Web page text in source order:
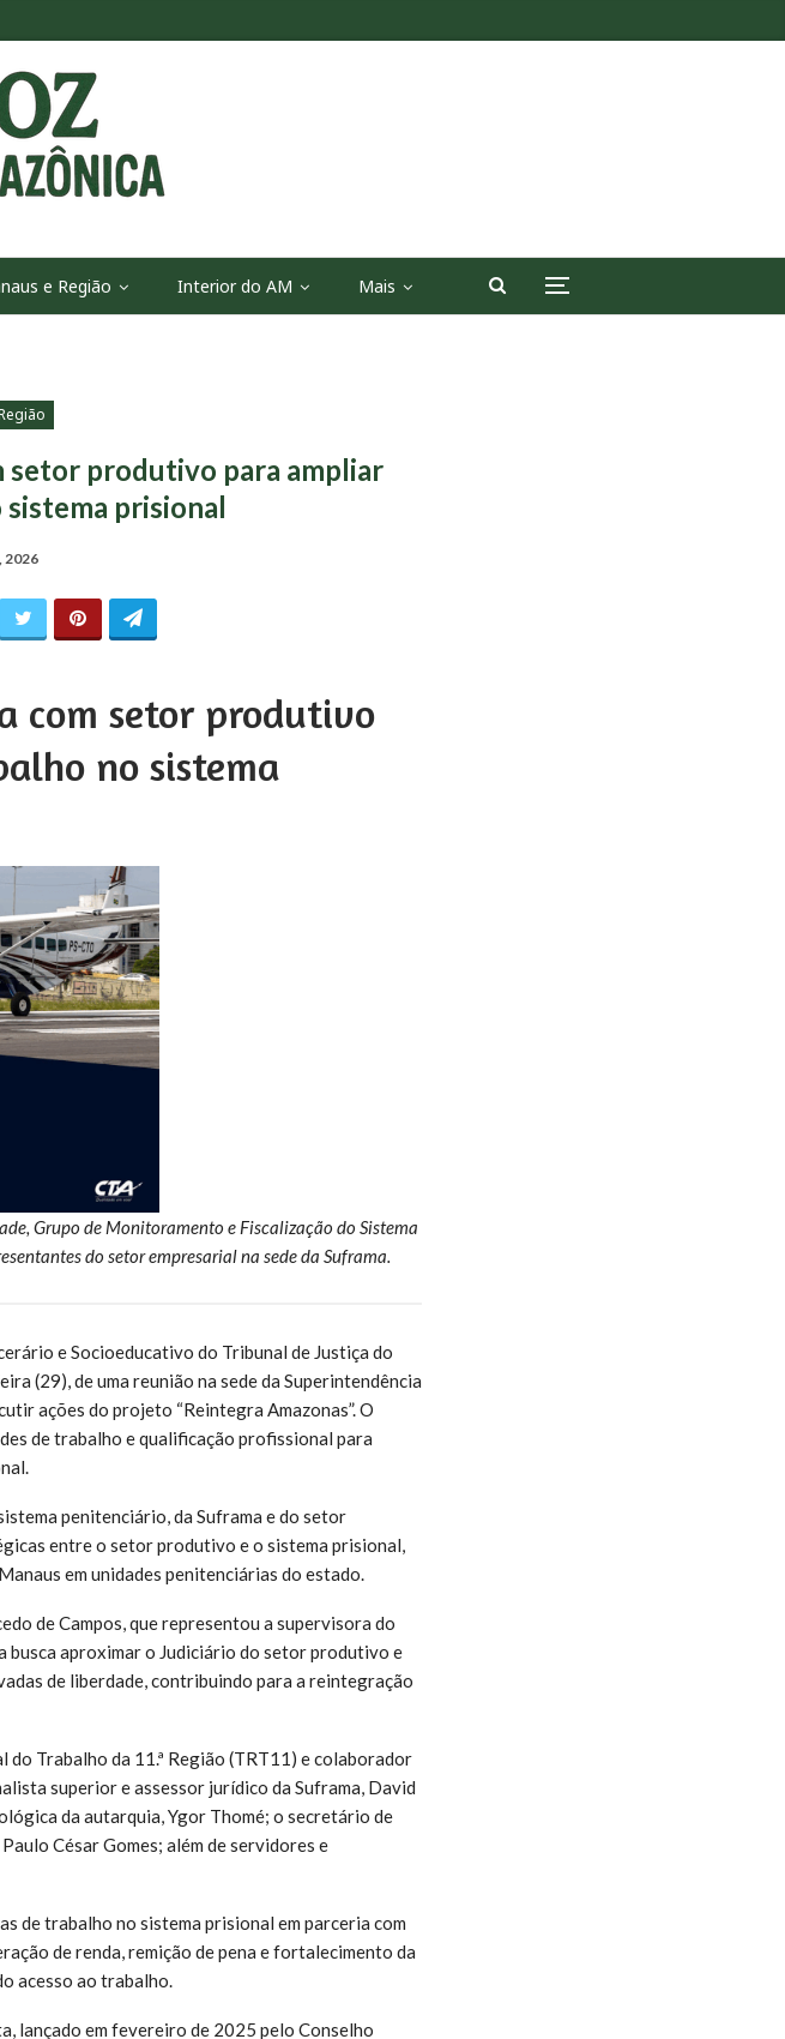
e Região Interior do AM Mais
setor produtivo para ampliar
prisional
2026
com setor produtivo
no sistema
Grupo de Monitoramento e Fiscalização do Sistema
do setor empresarial na sede da Suframa.
e Socioeducativo do Tribunal de Justiça do
(29), de uma reunião na sede da Superintendência
ações do projeto “Reintegra Amazonas”. O
de trabalho e qualificação profissional para
penitenciário, da Suframa e do setor
entre o setor produtivo e o sistema prisional,
em unidades penitenciárias do estado.
de Campos, que representou a supervisora do
busca aproximar o Judiciário do setor produtivo e
de liberdade, contribuindo para a reintegração
do Trabalho da 11.ª Região (TRT11) e colaborador
superior e assessor jurídico da Suframa, David
da autarquia, Ygor Thomé; o secretário de
César Gomes; além de servidores e
de trabalho no sistema prisional em parceria com
de renda, remição de pena e fortalecimento da
acesso ao trabalho.
lançado em fevereiro de 2025 pelo Conselho